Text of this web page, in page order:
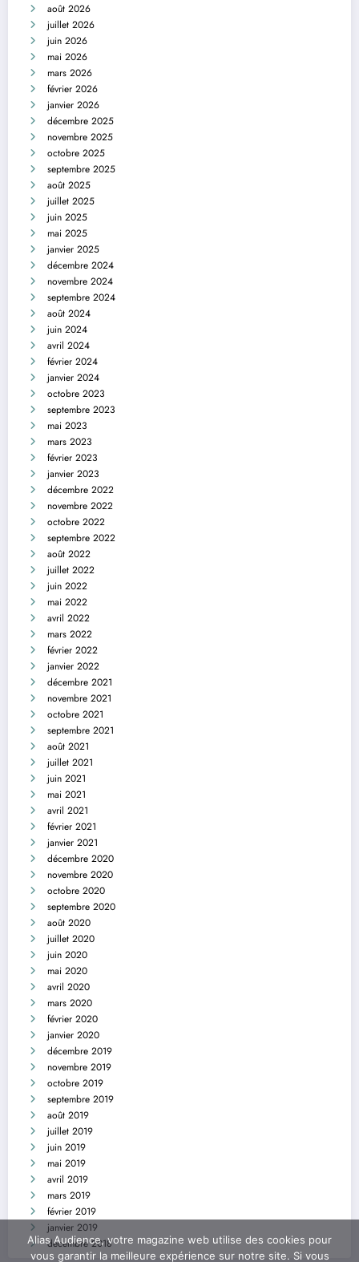
août 2026
juillet 2026
juin 2026
mai 2026
mars 2026
février 2026
janvier 2026
décembre 2025
novembre 2025
octobre 2025
septembre 2025
août 2025
juillet 2025
juin 2025
mai 2025
janvier 2025
décembre 2024
novembre 2024
septembre 2024
août 2024
juin 2024
avril 2024
février 2024
janvier 2024
octobre 2023
septembre 2023
mai 2023
mars 2023
février 2023
janvier 2023
décembre 2022
novembre 2022
octobre 2022
septembre 2022
août 2022
juillet 2022
juin 2022
mai 2022
avril 2022
mars 2022
février 2022
janvier 2022
décembre 2021
novembre 2021
octobre 2021
septembre 2021
août 2021
juillet 2021
juin 2021
mai 2021
avril 2021
février 2021
janvier 2021
décembre 2020
novembre 2020
octobre 2020
septembre 2020
août 2020
juillet 2020
juin 2020
mai 2020
avril 2020
mars 2020
février 2020
janvier 2020
décembre 2019
novembre 2019
octobre 2019
septembre 2019
août 2019
juillet 2019
juin 2019
mai 2019
avril 2019
mars 2019
février 2019
janvier 2019
décembre 2018
Alias Audience, votre magazine web utilise des cookies pour
vous garantir la meilleure expérience sur notre site. Si vous